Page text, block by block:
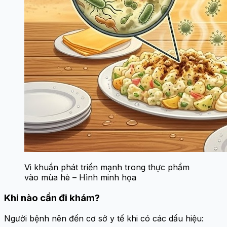
Vi khuẩn phát triển mạnh trong thực phẩm
vào mùa hè – Hình minh họa
Khi nào cần đi khám?
Người bệnh nên đến cơ sở y tế khi có các dấu hiệu: